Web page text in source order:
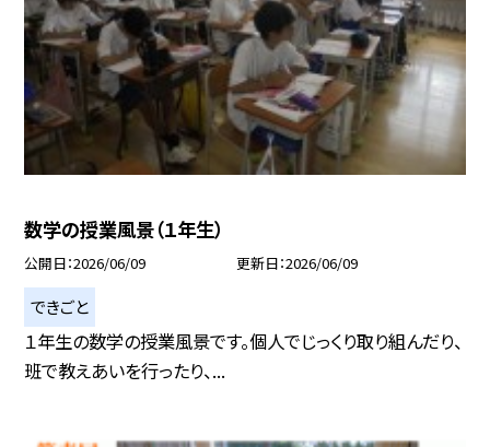
数学の授業風景（１年生）
公開日 2026/06/09 更新日 2026/06/09
できごと
１年生の数学の授業風景です。個人でじっくり取り組んだり、
班で教えあいを行ったり、...